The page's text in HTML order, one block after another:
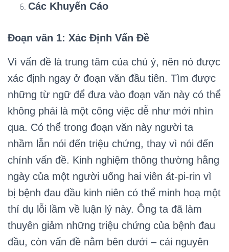
Các Khuyến Cáo
Đoạn văn 1: Xác Định Vấn Đề
Vì vấn đề là trung tâm của chú ý, nên nó được
xác định ngay ở đoạn văn đầu tiên. Tìm được
những từ ngữ để đưa vào đoạn văn này có thể
không phải là một công việc dễ như mới nhìn
qua. Có thể trong đoạn văn này người ta
nhầm lẫn nói đến triệu chứng, thay vì nói đến
chính vấn đề. Kinh nghiệm thông thường hằng
ngày của một người uống hai viên át-pi-rin vì
bị bệnh đau đầu kinh niên có thể minh hoạ một
thí dụ lỗi lầm về luận lý này. Ông ta đã làm
thuyên giảm những triệu chứng của bệnh đau
đầu, còn vấn đề nằm bên dưới – cái nguyên